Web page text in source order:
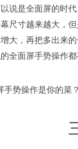
说是全面屏的时
尺寸越来越大，
大，再把多出来
全面屏手势操作都